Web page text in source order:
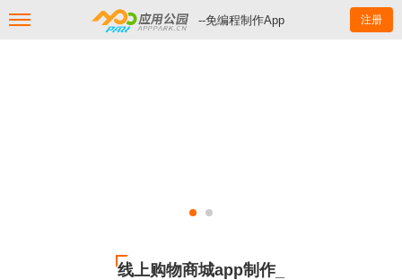
--免编程制作App 注册
线上购物商城app制作_